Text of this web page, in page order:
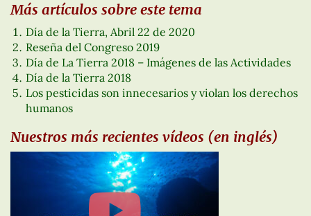
Más artículos sobre este tema
Día de la Tierra, Abril 22 de 2020
Reseña del Congreso 2019
Día de La Tierra 2018 – Imágenes de las Actividades
Día de la Tierra 2018
Los pesticidas son innecesarios y violan los derechos
humanos
Nuestros más recientes vídeos (en inglés)